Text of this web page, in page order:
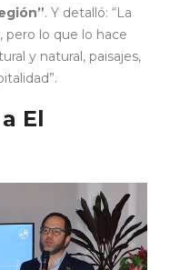
. Y detalló: “La
lo que lo hace
y natural, paisajes,
El